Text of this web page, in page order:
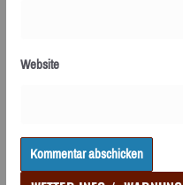
Website